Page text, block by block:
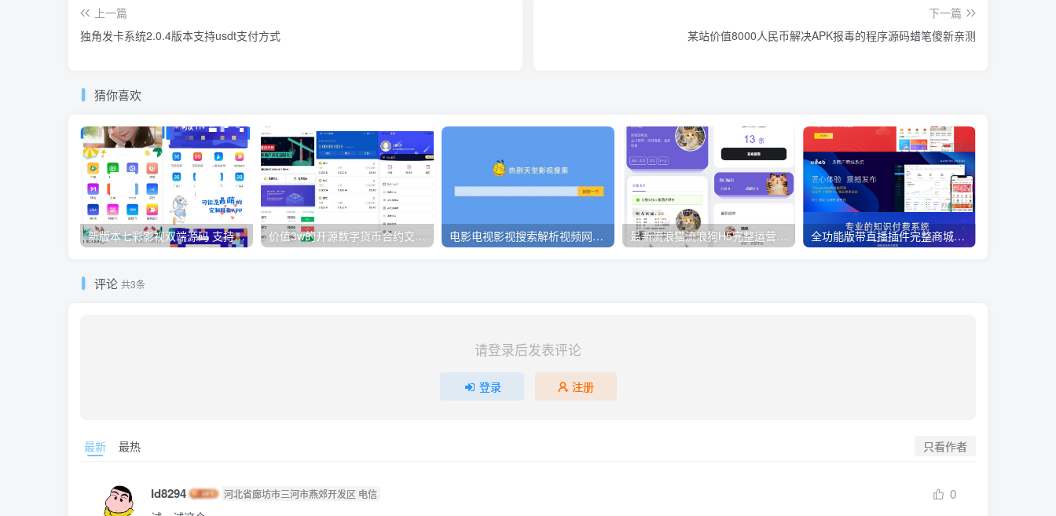
上一篇
独角发卡系统2.0.4版本支持usdt支付方式
下一篇
​某站价值8000人民币解决APK报毒的程序源码蜡笔傻新亲测
猜你喜欢
新版本七彩影视双端源码 支持PC+WAP+APP三端 对接苹果CMS后台 价值3w的开源数字货币合约交易所源码/区块链交易所源码/otc交易平台/撮合交易引基于Java开发 电影电视影视搜索解析视频网站源码 最新流浪猫流浪狗H5完整运营源码下载/可封装APP 全功能版带直播插件完整商城系统网站源码
评论 共3条
请登录后发表评论
登录 注册
最新 最热 只看作者
Id8294 河北省廊坊市三河市燕郊开发区 电信 0